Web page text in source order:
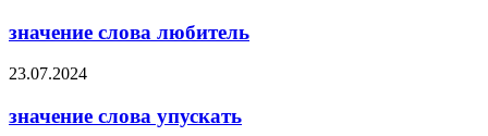
значение слова любитель
23.07.2024
значение слова упускать